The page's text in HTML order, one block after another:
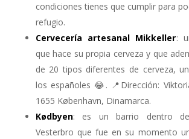
condiciones tienes que cumplir para
refugio.
Cervecería artesanal Mikkeller:
que hace su propia cerveza y que
de 20 tipos diferentes de cerveza,
los españoles 😂. 📍Dirección:
1655 København, Dinamarca.
Kødbyen: es un barrio dentro
Vesterbro que fue en su momento